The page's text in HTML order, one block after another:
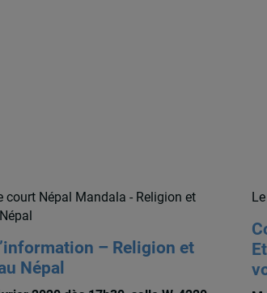
court Népal Mandala - Religion et
– Religion et
Népal